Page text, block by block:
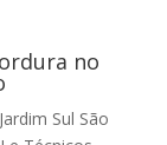
no
Sul São